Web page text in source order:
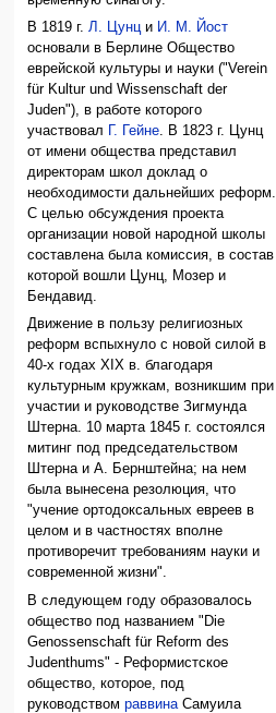
В 1819 г.Л. Цунци И. М. Йост
основали в Берлине Общество
еврейской культуры и науки ("Verein
für Kultur und Wissenschaft der
Juden"), в работе которого
участвовал
Г. Гейне. В 1823 г. Цунц
от имени общества представил
директорам школ доклад о
необходимости дальнейших реформ.
С целью обсуждения проекта
организации новой народной школы
составлена была комиссия, в состав
которой вошли Цунц, Мозер и
Бендавид.
Движение в пользу религиозных
реформ вспыхнуло с новой силой в
40-х годах XIX в. благодаря
культурным кружкам, возникшим при
участии и руководстве Зигмунда
Штерна. 10 марта 1845 г. состоялся
митинг под председательством
Штерна и А. Бернштейна; на нем
была вынесена резолюция, что
"учение ортодоксальных евреев в
целом и в частностях вполне
противоречит требованиям науки и
современной жизни".
В следующем году образовалось
общество под названием "Die
Genossenschaft für Reform des
Judenthums" - Реформистское
общество, котоpoe, под
руководствомраввина Самуила